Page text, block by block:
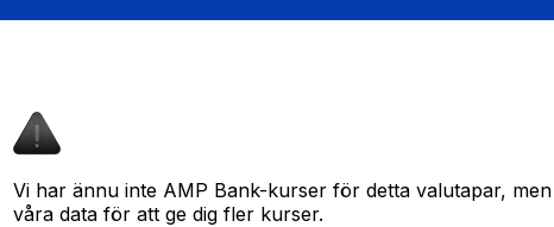
Vi har ännu inte AMP Bank-kurser för detta valutapar,
våra data för att ge dig fler kurser.